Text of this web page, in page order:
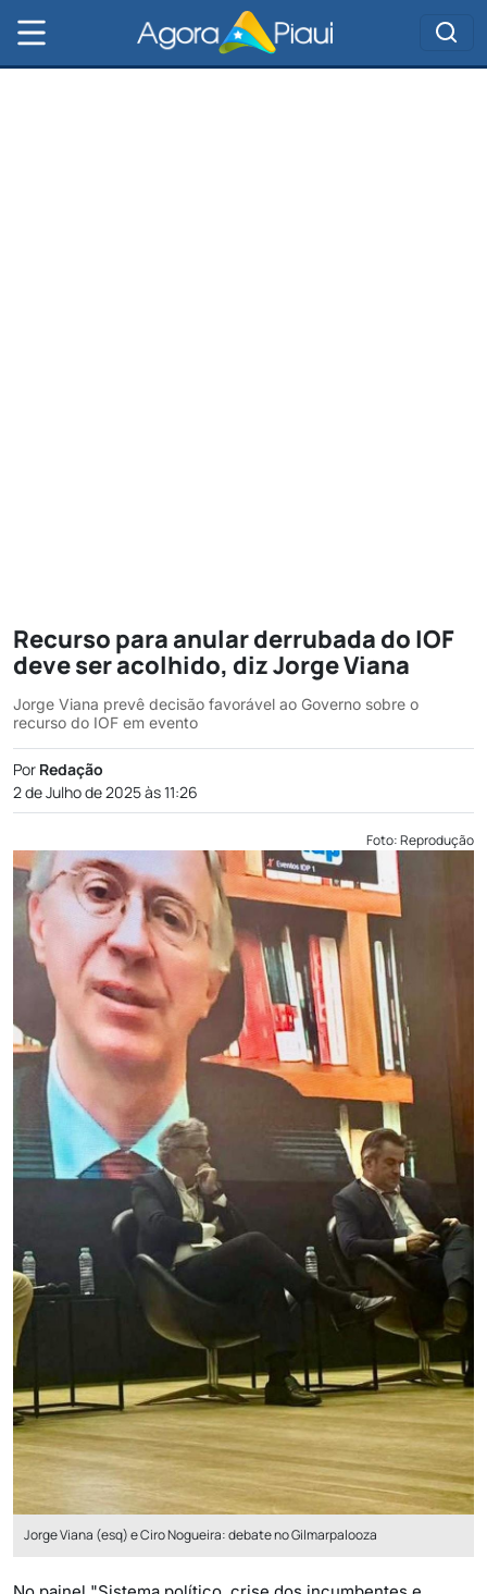
Recurso para anular derrubada do IOF
deve ser acolhido, diz Jorge Viana
Jorge Viana prevê decisão favorável ao Governo sobre o
recurso do IOF em evento
Por Redação
2 de Julho de 2025 às 11:26
Foto: Reprodução
Jorge Viana (esq) e Ciro Nogueira: debate no Gilmarpalooza